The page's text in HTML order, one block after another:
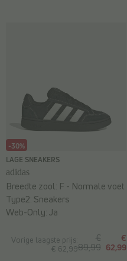
-30%
LAGE SNEAKERS
adidas
Vorige laagste prijs:
€ 62,99
€
89,99
€
62,99
Breedte zool: F - Normale voet
Type2: Sneakers
Web-Only:Ja